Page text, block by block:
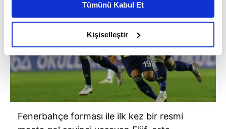
daha iyi reklam deneyimi yaşatabiliriz. Bunu yaparken
amacımızın size daha iyi bir reklam deneyimi sunmak
olduğunu ve sizlere en iyi içerikleri sunabilmek adına
elimizden gelen çabayı gösterdiğimizi ve bu noktada,
reklamların maliyetlerimizi karşılamak noktasında tek gelir
kalemimiz olduğunu sizlere hatırlatmak isteriz.
Her halükârda, kullanıcılar, bu çerezlere izin vermedikleri
gösterilmeyecektir."
Tümünü Kabul Et
Kişiselleştir
Fenerbahçe forması ile ilk kez bir resmi